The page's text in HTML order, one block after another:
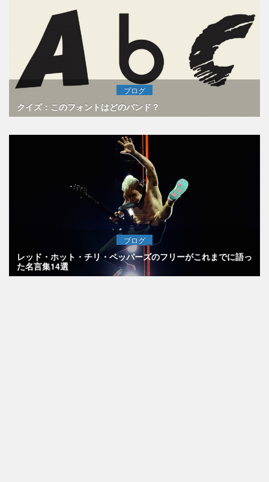
ブログ
クイズ：このフォントはどのバンド？
ブログ
レッド・ホット・チリ・ペッパーズのフリーがこれまでに語っ
た名言集14選